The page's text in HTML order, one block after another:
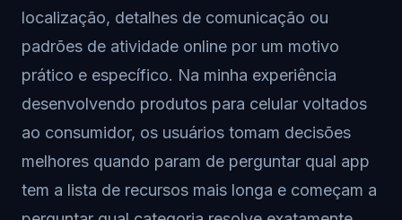
localização, detalhes de comunicação ou
padrões de atividade online por um motivo
prático e específico. Na minha experiência
desenvolvendo produtos para celular voltados
ao consumidor, os usuários tomam decisões
melhores quando param de perguntar qual app
tem a lista de recursos mais longa e começam a